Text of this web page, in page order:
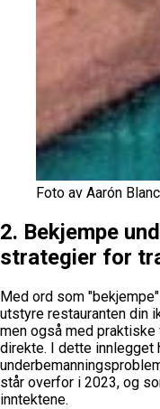
Foto av Aarón
2. Bekjempe
strategier for
Med ord som
utstyre restauranten din
men også med
direkte. I dette
står overfor i 2023, og
inntektene.